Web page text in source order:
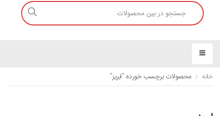
خانه محصولات برچسب خورده “ابریز”